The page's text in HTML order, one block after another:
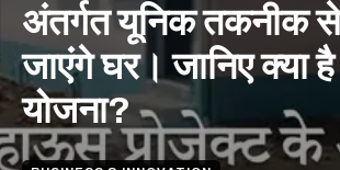
अंतर्गत यूनिक तकनीक से
जाएंगे घर। जानिए क्या
योजना?